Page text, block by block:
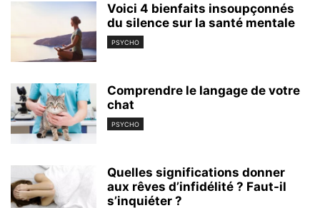
Voici 4 bienfaits insoupçonnés
du silence sur la santé mentale
PSYCHO
Comprendre le langage de votre
chat
PSYCHO
Quelles significations donner
aux rêves d’infidélité ? Faut-il
s’inquiéter ?